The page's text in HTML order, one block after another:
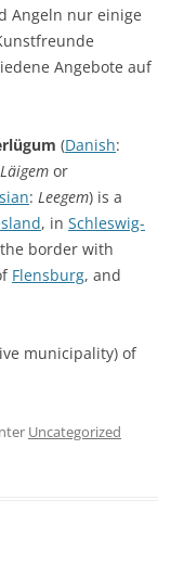
Angeln nur einige
Angebote auf
(Danish:
Läigem or
: Leegem) is a
, in Schleswig-
border with
Flensburg, and
municipality) of
Uncategorized